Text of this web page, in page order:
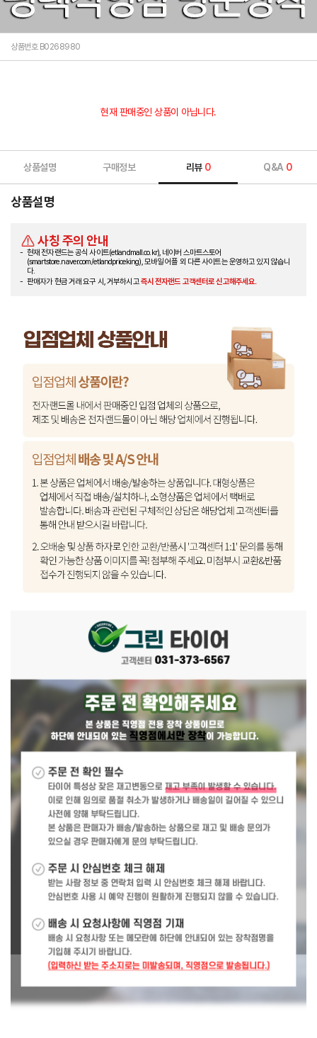
상품번호 B0268980
현재 판매중인 상품이 아닙니다.
상품설명 구매정보 리뷰 0 Q&A 0
상품설명
사칭 주의 안내
현재 전자랜드는 공식 사이트(etlandmall.co.kr), 네이버 스마트스토어
(smartstore.naver.com/etlandpriceking), 모바일 어플 외 다른 사이트는 운영하고 있지 않습니
다.
판매자가 현금 거래 요구 시, 거부하시고즉시 전자랜드 고객센터로 신고해주세요.